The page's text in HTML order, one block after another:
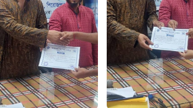
দুর্যোগের আগাম বার্তা
১৬১২২
স্মার্ট ভূমি সেবা